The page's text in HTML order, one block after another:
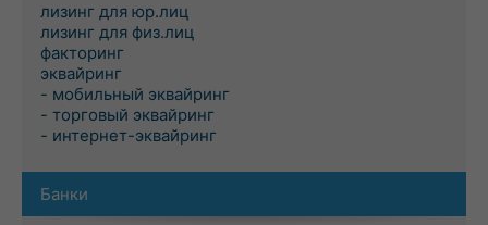
лизинг для юр.лиц
лизинг для физ.лиц
факторинг
эквайринг
- мобильный эквайринг
- торговый эквайринг
- интернет-эквайринг
Банки